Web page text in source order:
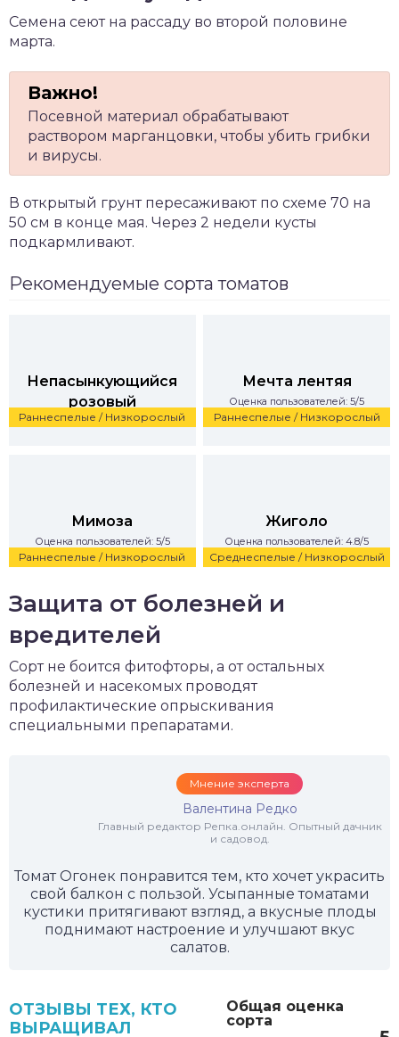
Семена сеют на рассаду во второй половине
марта.
Посевной материал обрабатывают
раствором марганцовки, чтобы убить грибки
и вирусы.
В открытый грунт пересаживают по схеме 70 на
50 см в конце мая. Через 2 недели кусты
подкармливают.
Рекомендуемые сорта томатов
Раннеспелые / Низкорослый
Непасынкующийся
розовый
Оценка пользователей: 5/5 Раннеспелые / Низкорослый
Мечта лентяя
Оценка пользователей: 5/5
Раннеспелые / Низкорослый
Мимоза
Оценка пользователей: 5/5
Среднеспелые / Низкорослый
Жиголо
Оценка пользователей: 4.8/5
Защита от болезней и
вредителей
Сорт не боится фитофторы, а от остальных
болезней и насекомых проводят
профилактические опрыскивания
специальными препаратами.
Мнение эксперта
Валентина Редко
Главный редактор Репка.онлайн. Опытный дачник
и садовод.
Томат Огонек понравится тем, кто хочет украсить
свой балкон с пользой. Усыпанные томатами
кустики притягивают взгляд, а вкусные плоды
поднимают настроение и улучшают вкус
салатов.
Общая оценка
сорта
ОТЗЫВЫ ТЕХ, КТО
ВЫРАЩИВАЛ